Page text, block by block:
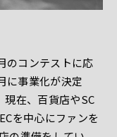
のコンテストに応
に事業化が決定
現在、百貨店やSC
を中心にファンを